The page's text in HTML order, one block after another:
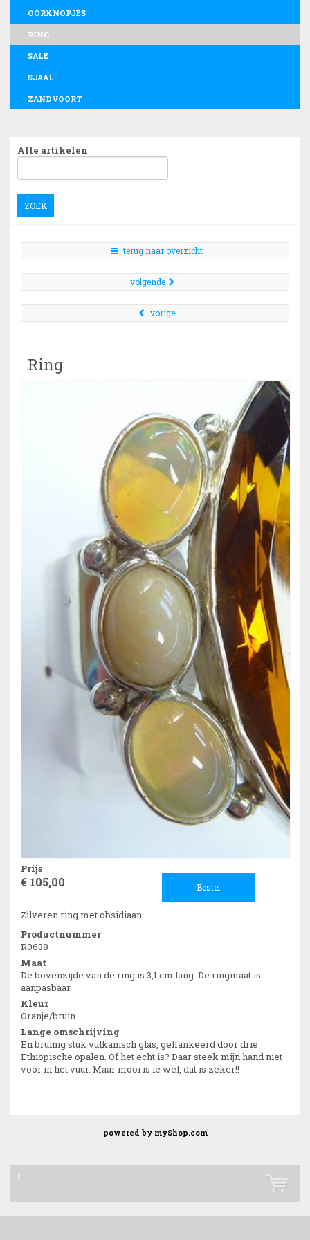
OORKNOPJES
RING
SALE
SJAAL
ZANDVOORT
Alle artikelen
ZOEK
terug naar overzicht
volgende
vorige
Ring
Prijs
€ 105,00 Bestel
Zilveren ring met obsidiaan.
Productnummer
R0638
Maat
De bovenzijde van de ring is 3,1 cm lang. De ringmaat is
aanpasbaar.
Kleur
Oranje/bruin.
Lange omschrijving
En bruinig stuk vulkanisch glas, geflankeerd door drie
Ethiopische opalen. Of het echt is? Daar steek mijn hand niet
voor in het vuur. Maar mooi is ie wel, dat is zeker!!
powered by myShop.com
0